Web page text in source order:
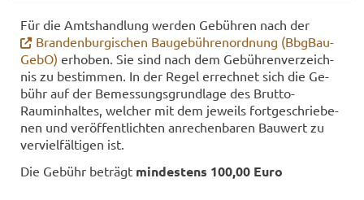
Für die Amts­hand­lung wer­den Ge­büh­ren nach der
Bran­den­bur­gi­schen Bau­ge­büh­ren­ord­nung (BbgBau­
Ge­bO) er­ho­ben. Sie sind nach dem Ge­büh­ren­ver­zeich­
nis zu be­stim­men. In der Regel er­rech­net sich die Ge­
bühr auf der Be­mes­sungs­grund­la­ge des Brutto-​
Rauminhaltes, wel­cher mit dem je­weils fort­ge­schrie­be­
nen und ver­öf­fent­lich­ten an­re­chen­ba­ren Bau­wert zu
ver­viel­fäl­ti­gen ist.
Die Ge­bühr be­trägt min­des­tens 100,00 Euro